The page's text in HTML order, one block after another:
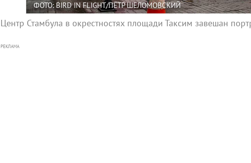
ФОТО: BIRD IN FLIGHT/ПЁТР ШЕЛОМОВСКИЙ
Центр Стамбула в окрестностях площади Таксим завешан
РЕКЛАМА